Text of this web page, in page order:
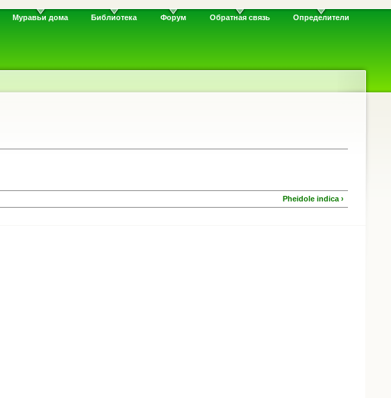
Муравьи дома Библиотека Форум Обратная связь Определители
Pheidole indica ›